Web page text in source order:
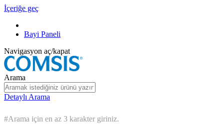
İçeriğe geç
Bayi Paneli
Navigasyon aç/kapat
Arama
Detaylı Arama
#Arama için en az 3 karakter giriniz.